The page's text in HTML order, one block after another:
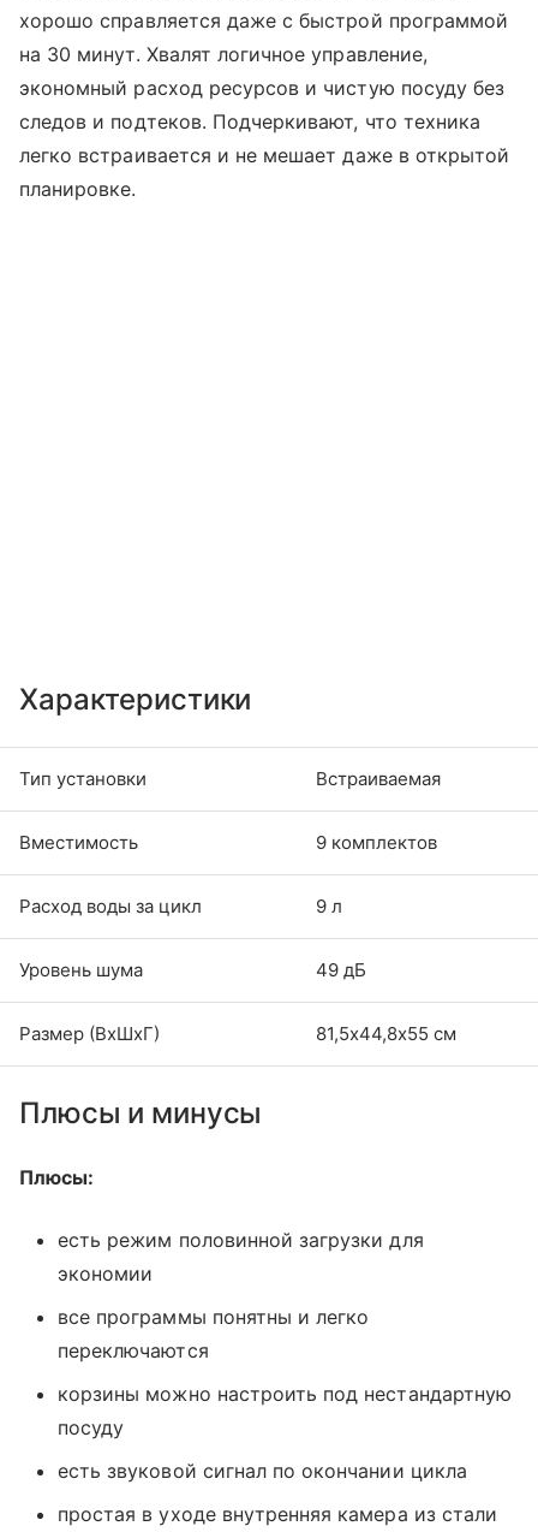
хорошо справляется даже с быстрой программой
на 30 минут. Хвалят логичное управление,
экономный расход ресурсов и чистую посуду без
следов и подтеков. Подчеркивают, что техника
легко встраивается и не мешает даже в открытой
планировке.
Характеристики
Тип установки Встраиваемая
Вместимость 9 комплектов
Расход воды за цикл 9 л
Уровень шума 49 дБ
Размер (ВхШхГ) 81,5х44,8х55 см
Плюсы и минусы
Плюсы:
есть режим половинной загрузки для
экономии
все программы понятны и легко
переключаются
корзины можно настроить под нестандартную
посуду
есть звуковой сигнал по окончании цикла
простая в уходе внутренняя камера из стали